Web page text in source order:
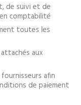
de suivi et de
comptabilité
toutes les
aux
afin
de paiement